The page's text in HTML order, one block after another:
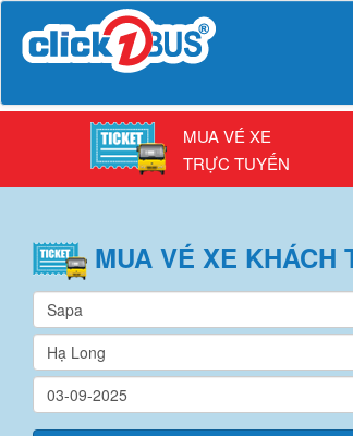
MUA VÉ XE
TRỰC TUYẾN
MUA VÉ XE KHÁCH